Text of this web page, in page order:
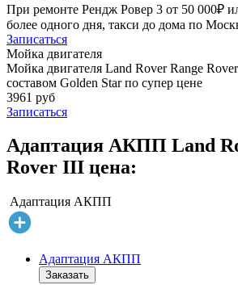
При ремонте Рендж Ровер 3 от 50 000₽
более одного дня, такси до дома по
Записаться
Мойка двигателя
Мойка двигателя Land Rover Range
составом Golden Star по супер цене
3961 руб
Записаться
Адаптация АКПП Land
Rover III цена:
Адаптация АКПП
Адаптация АКПП
Заказать